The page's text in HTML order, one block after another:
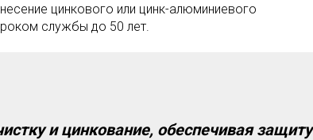
цинкового или цинк-алюминиевого
службы до 50 лет.
и цинкование, обеспечивая защиту